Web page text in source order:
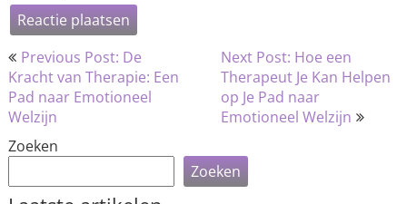
Bericht
navigatie
Previous Post: De
Kracht van Therapie: Een
Pad naar Emotioneel
Welzijn
Next Post: Hoe een
Therapeut Je Kan Helpen
op Je Pad naar
Emotioneel Welzijn
Zoeken
Zoeken